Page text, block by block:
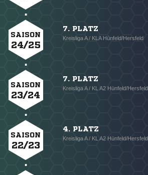
SAISON
24/25
7. PLATZ
Kreisliga A / KLA Hünfeld/Hersfeld
SAISON
23/24
7. PLATZ
Kreisliga A / KL A2 Hünfeld/Hersfeld
SAISON
22/23
4. PLATZ
Kreisliga A / KL A2 Hünfeld/Hersfeld